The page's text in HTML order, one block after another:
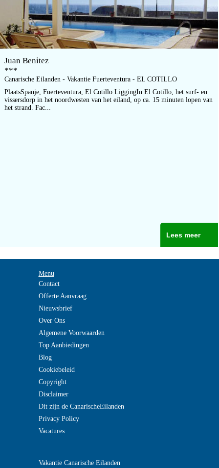
Juan Benitez
***
Canarische Eilanden - Vakantie Fuerteventura - EL COTILLO
PlaatsSpanje, Fuerteventura, El Cotillo LiggingIn El Cotillo, het surf- en
vissersdorp in het noordwesten van het eiland, op ca. 15 minuten lopen van
het strand. Fac...
Lees meer
Menu
Contact
Offerte Aanvraag
Nieuwsbrief
Over Ons
Algemene Voorwaarden
Top Aanbiedingen
Blog
Cookiebeleid
Copyright
Disclaimer
Dit zijn de CanarischeEilanden
Privacy Policy
Vacatures
Vakantie Canarische Eilanden>